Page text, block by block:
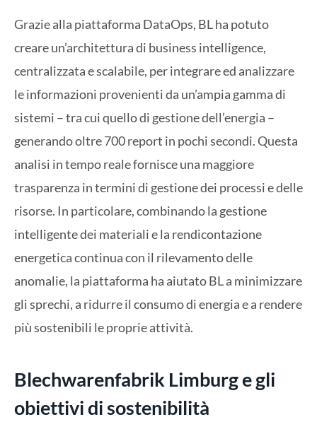
Grazie alla piattaforma DataOps, BL ha potuto
creare un’architettura di business intelligence,
centralizzata e scalabile, per integrare ed analizzare
le informazioni provenienti da un’ampia gamma di
sistemi – tra cui quello di gestione dell’energia –
generando oltre 700 report in pochi secondi. Questa
analisi in tempo reale fornisce una maggiore
trasparenza in termini di gestione dei processi e delle
risorse. In particolare, combinando la gestione
intelligente dei materiali e la rendicontazione
energetica continua con il rilevamento delle
anomalie, la piattaforma ha aiutato BL a minimizzare
gli sprechi, a ridurre il consumo di energia e a rendere
più sostenibili le proprie attività.
Blechwarenfabrik Limburg e gli
obiettivi di sostenibilità